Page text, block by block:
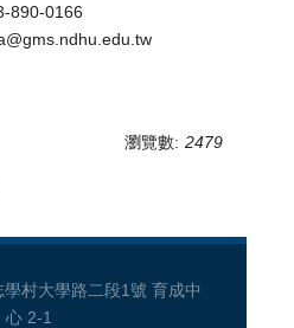
890-0166
瀏覽數: 2479
村大學路二段1號 育成中
心 2-1